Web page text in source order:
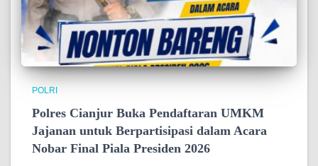
POLRI
Polres Cianjur Buka Pendaftaran UMKM
Jajanan untuk Berpartisipasi dalam Acara
Nobar Final Piala Presiden 2026